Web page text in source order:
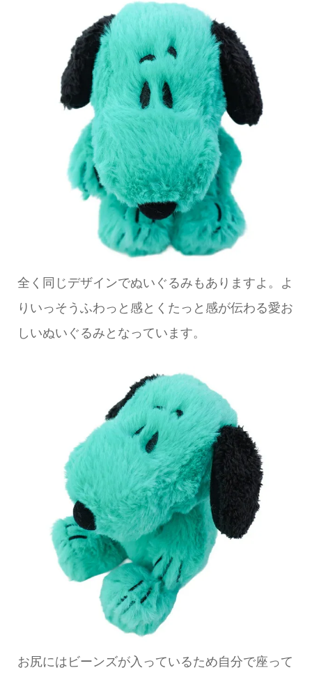
全く同じデザインでぬいぐるみもありますよ。よ
りいっそうふわっと感とくたっと感が伝わる愛お
しいぬいぐるみとなっています。
お尻にはビーンズが入っているため自分で座って